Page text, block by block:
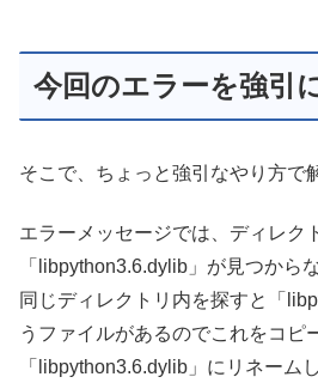
今回のエラーを強引
そこで、ちょっと強引なやり方で
エラーメッセージでは、ディレク
「libpython3.6.dylib」が見つから
同じディレクトリ内を探すと「
うファイルがあるのでこれをコピ
「libpython3.6.dylib」にリネーム